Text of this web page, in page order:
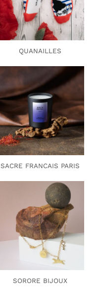
QUANAILLES
SACRE FRANCAIS PARIS
SORORE BIJOUX